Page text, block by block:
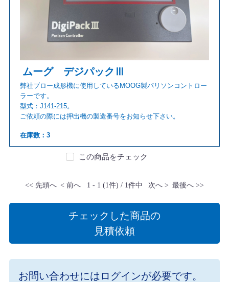
ムーグ デジパックⅢ
弊社ブロー成形機に使用しているMOOG製パリソンコントロー
ラーです。
型式：J141-215。
ご依頼の際には押出機の製造番号をお知らせ下さい。
在庫数：3
この商品をチェック
<< 先頭へ < 前へ 1 - 1 (1件) / 1件中 次へ > 最後へ >>
チェックした商品の
見積依頼
お問い合わせにはログインが必要です。